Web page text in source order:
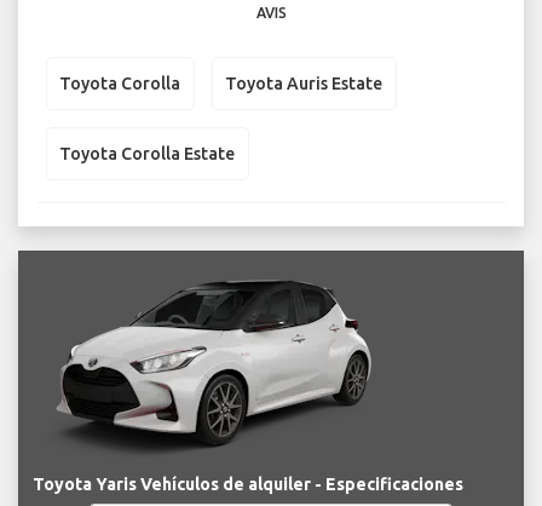
AVIS
Toyota Corolla Toyota Auris Estate
Toyota Corolla Estate
Toyota Yaris Vehículos de alquiler - Especificaciones